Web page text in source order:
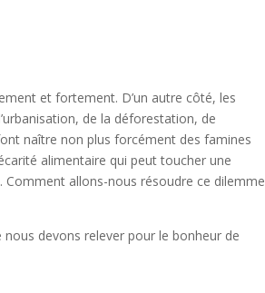
et fortement. D’un autre côté, les
de la déforestation, de
naître non plus forcément des famines
alimentaire qui peut toucher une
allons-nous résoudre ce dilemme
devons relever pour le bonheur de